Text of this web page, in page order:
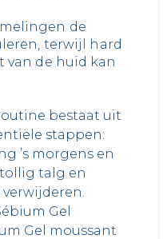
de
terwijl hard
van de huid kan
bestaat uit
stappen:
’s morgens en
talg en
Gel
Gel moussant